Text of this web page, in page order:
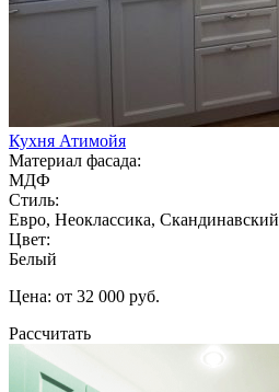
Кухня Атимойя
Материал фасада:
МДФ
Стиль:
Евро, Неоклассика, Скандинавский
Цвет:
Белый
Цена: от 32 000 руб.
Рассчитать